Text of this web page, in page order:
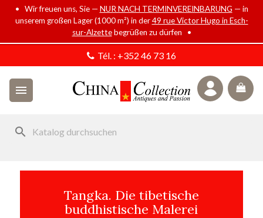
• Wir freuen uns, Sie — NUR NACH TERMINVEREINBARUNG — in
unserem großen Lager (1000 m²) in der49 rue Victor Hugo in Esch-
sur-Alzettebegrüßen zu dürfen •
Tél. : +352 46 73 16

search
Tangka. Die tibetische
buddhistische Malerei